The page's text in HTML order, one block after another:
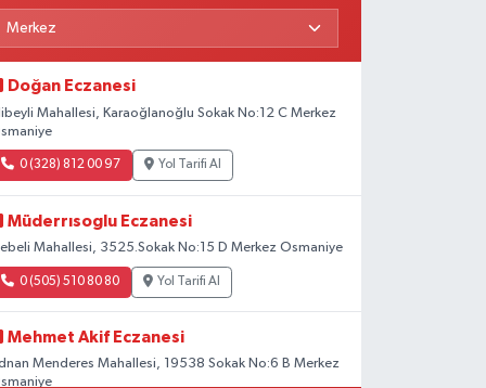
Doğan Eczanesi
Mahallesi, Karaoğlanoğlu Sokak No:12 C Merkez
0 (328) 812 00 97 Yol Tarifi Al
Müderrısoglu Eczanesi
Mahallesi, 3525.Sokak No:15 D Merkez Osmaniye
0 (505) 510 80 80 Yol Tarifi Al
Mehmet Akif Eczanesi
Menderes Mahallesi, 19538 Sokak No:6 B Merkez